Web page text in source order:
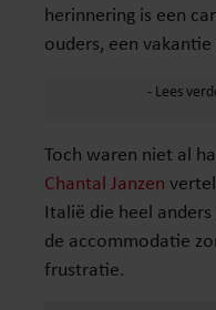
herinnering is een
ouders, een
Toch waren niet al
Chantal Janzen
Italië die heel
de accommodatie
frustratie.